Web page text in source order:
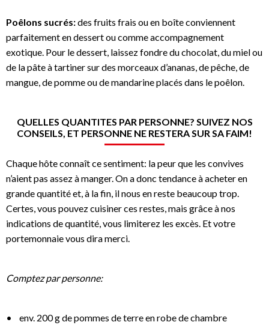
Poêlons sucrés:des fruits frais ou en boîte conviennent
parfaitement en dessert ou comme accompagnement
exotique. Pour le dessert, laissez fondre du chocolat, du miel ou
de la pâte à tartiner sur des morceaux d’ananas, de pêche, de
mangue, de pomme ou de mandarine placés dans le poêlon.
QUELLES QUANTITES PAR PERSONNE? SUIVEZ NOS
CONSEILS, ET PERSONNE NE RESTERA SUR SA FAIM!
Chaque hôte connaît ce sentiment: la peur que les convives
n’aient pas assez à manger. On a donc tendance à acheter en
grande quantité et, à la fin, il nous en reste beaucoup trop.
Certes, vous pouvez cuisiner ces restes, mais grâce à nos
indications de quantité, vous limiterez les excès. Et votre
portemonnaie vous dira merci.
Comptez par personne:
• env. 200 g de pommes de terre en robe de chambre